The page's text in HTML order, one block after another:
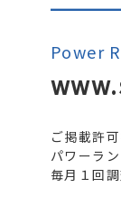
Power
ご掲載許
パワーラ
毎月１回